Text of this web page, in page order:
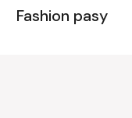
Fashion pasy